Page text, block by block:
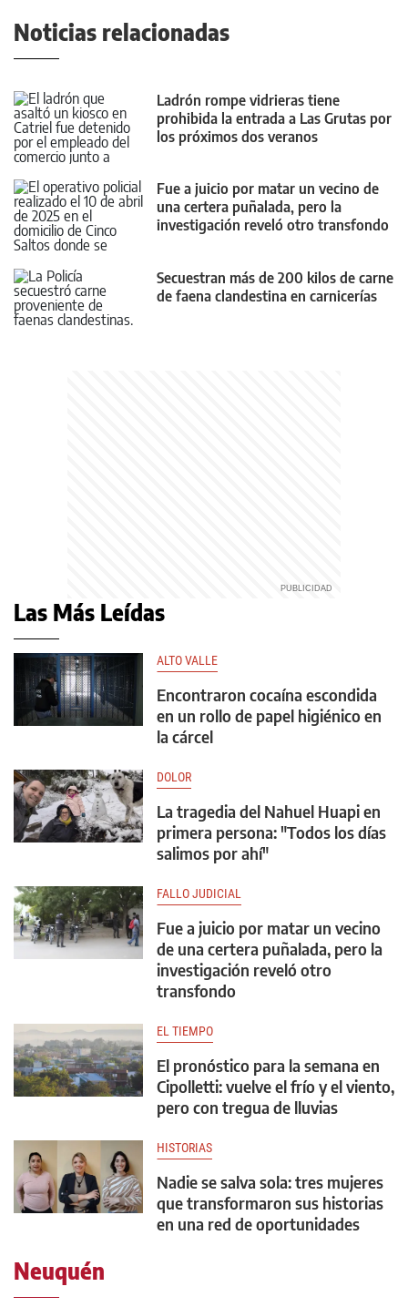
Noticias relacionadas
Ladrón rompe vidrieras tiene
prohibida la entrada a Las Grutas por
los próximos dos veranos
Fue a juicio por matar un vecino de
una certera puñalada, pero la
investigación reveló otro transfondo
Secuestran más de 200 kilos de carne
de faena clandestina en carnicerías
Las Más Leídas
ALTO VALLE
Encontraron cocaína escondida
en un rollo de papel higiénico en
la cárcel
DOLOR
La tragedia del Nahuel Huapi en
primera persona: "Todos los días
salimos por ahí"
FALLO JUDICIAL
Fue a juicio por matar un vecino
de una certera puñalada, pero la
investigación reveló otro
transfondo
EL TIEMPO
El pronóstico para la semana en
Cipolletti: vuelve el frío y el viento,
pero con tregua de lluvias
HISTORIAS
Nadie se salva sola: tres mujeres
que transformaron sus historias
en una red de oportunidades
Neuquén